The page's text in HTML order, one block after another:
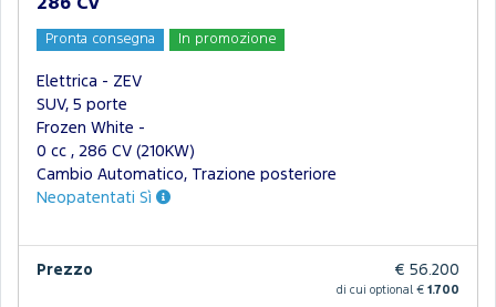
286 CV
Pronta consegna In promozione
Elettrica - ZEV
SUV, 5 porte
Frozen White -
0 cc , 286 CV (210KW)
Cambio Automatico, Trazione posteriore
Neopatentati Sì
Prezzo € 56.200
di cui optional € 1.700